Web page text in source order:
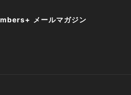
メールマガジン